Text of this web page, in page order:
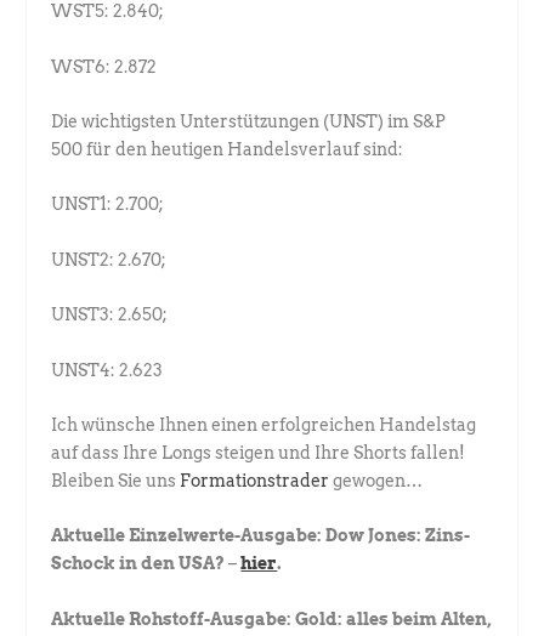
WST5: 2.840;
WST6: 2.872
Die wichtigsten Unterstützungen (UNST) im S&P
500 für den heutigen Handelsverlauf sind:
UNST1: 2.700;
UNST2: 2.670;
UNST3: 2.650;
UNST4: 2.623
Ich wünsche Ihnen einen erfolgreichen Handelstag
auf dass Ihre Longs steigen und Ihre Shorts fallen!
Bleiben Sie uns Formationstrader gewogen…
Aktuelle Einzelwerte-Ausgabe: Dow Jones: Zins-
Schock in den USA? –hier.
Aktuelle Rohstoff-Ausgabe: Gold: alles beim Alten,